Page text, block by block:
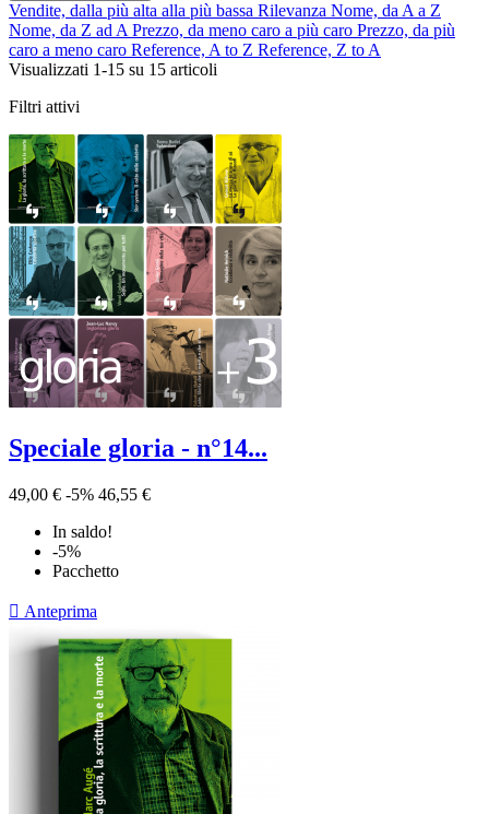
Vendite, dalla più alta alla più bassa Rilevanza Nome, da A a Z
Nome, da Z ad A Prezzo, da meno caro a più caro Prezzo, da più
caro a meno caro Reference, A to Z Reference, Z to A
Visualizzati 1-15 su 15 articoli
Filtri attivi
Speciale gloria - n°14...
49,00 € -5% 46,55 €
In saldo!
-5%
Pacchetto
 Anteprima